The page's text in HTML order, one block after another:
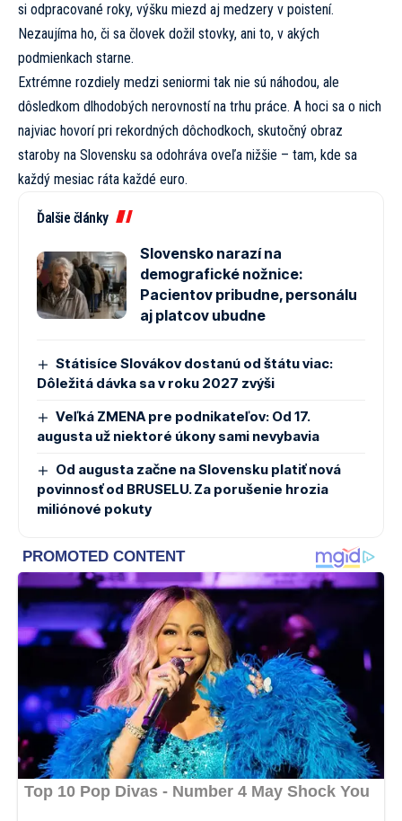
si odpracované roky, výšku miezd aj medzery v poistení.
Nezaujíma ho, či sa človek dožil stovky, ani to, v akých
podmienkach starne.
Extrémne rozdiely medzi seniormi tak nie sú náhodou, ale
dôsledkom dlhodobých nerovností na trhu práce. A hoci sa o nich
najviac hovorí pri rekordných dôchodkoch, skutočný obraz
staroby na Slovensku sa odohráva oveľa nižšie – tam, kde sa
každý mesiac ráta každé euro.
Ďalšie články
Slovensko narazí na
demografické nožnice:
Pacientov pribudne, personálu
aj platcov ubudne
Státisíce Slovákov dostanú od štátu viac:
Dôležitá dávka sa v roku 2027 zvýši
Veľká ZMENA pre podnikateľov: Od 17.
augusta už niektoré úkony sami nevybavia
Od augusta začne na Slovensku platiť nová
povinnosť od BRUSELU. Za porušenie hrozia
miliónové pokuty